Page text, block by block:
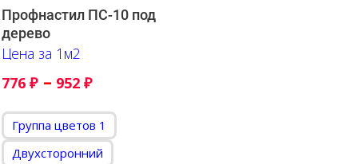
Профнастил ПС-10 под
дерево
Цена за 1м2
776 ₽ – 952 ₽
Группа цветов 1
Двухсторонний